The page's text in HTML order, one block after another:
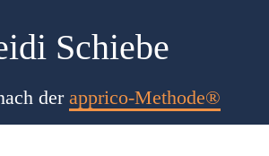
Schiebe
der apprico-Methode®